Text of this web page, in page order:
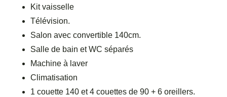
Kit vaisselle
Télévision.
Salon avec convertible 140cm.
Salle de bain et WC séparés
Machine à laver
Climatisation
1 couette 140 et 4 couettes de 90 + 6 oreillers.